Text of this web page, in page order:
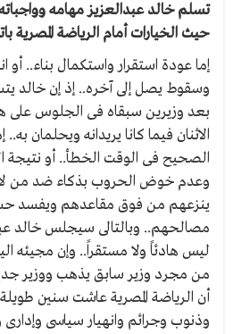
تسلم خالد عبدالعزيز مهامه
حيث الخيارات أمام الرياضة المصرية
إما عودة استقرار واستكمال بناء.. أو
وسقوط يصل إلى آخره.. إذ إن خالد
بعد وزيرين سبقاه فى الجلوس على
الاثنان فيما كانا يريدانه ويحلمان به..
الصحيح فى الوقت الخطأ.. أو نتيجة
وعدم خوض الحروب بذكاء ضد من لا
ينزعهم من فوق مقاعدهم ويفسد
مصالحهم.. وبالتالى سيجلس خالد
ليس هادئاً ولا مستقراً.. وإن مجيئه
من مجرد وزير سابق يذهب ووزير
أن الرياضة المصرية عاشت سنين
وذنوب وجرائم وانهيار سياسى وإدارى